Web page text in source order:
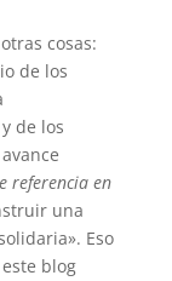
cosas:
de los
de los
referencia en
una
Eso
blog